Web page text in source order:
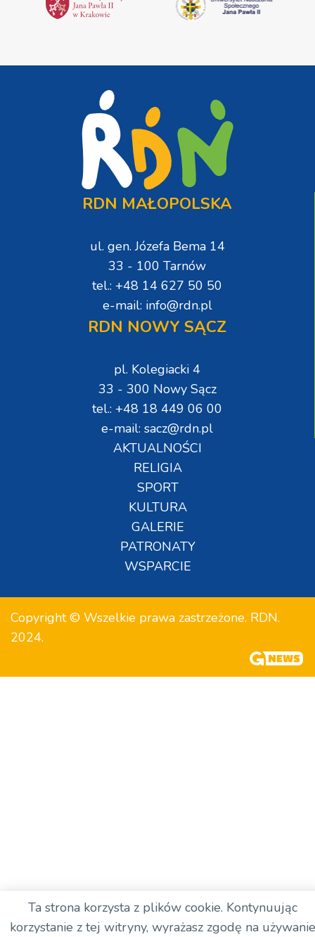
RDN MAŁOPOLSKA
ul. gen. Józefa Bema 14
33 - 100 Tarnów
tel.: +48 14 627 50 50
e-mail: info@rdn.pl
RDN NOWY SĄCZ
pl. Kolegiacki 4
33 - 300 Nowy Sącz
tel.: +48 18 449 06 00
e-mail: sacz@rdn.pl
AKTUALNOŚCI
RELIGIA
SPORT
KULTURA
GALERIE
PATRONATY
WSPARCIE
Copyright © Wszelkie prawa zastrzeżone. RDN.
2024.
Ta strona korzysta z plików cookie. Kontynuując
korzystanie z tej witryny, wyrażasz zgodę na używanie